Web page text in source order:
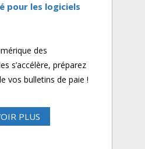
pour les logiciels
des
s’accélère, préparez
vos bulletins de paie !
PLUS